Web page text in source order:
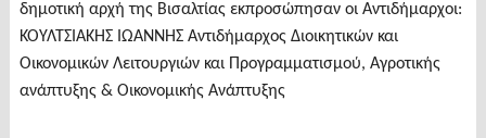
δημοτική αρχή της Βισαλτίας εκπροσώπησαν οι Αντιδήμαρχοι:
ΚΟΥΛΤΣΙΑΚΗΣ ΙΩΑΝΝΗΣ Αντιδήμαρχος Διοικητικών και
Οικονομικών Λειτουργιών και Προγραμματισμού, Αγροτικής
ανάπτυξης & Οικονομικής Ανάπτυξης